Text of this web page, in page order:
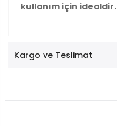
kullanım için idealdir.
Kargo ve Teslimat